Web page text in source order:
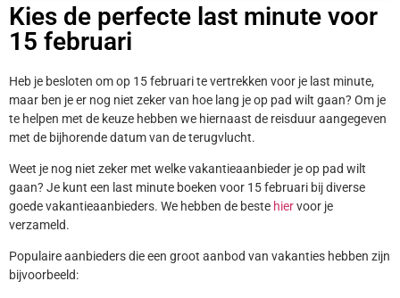
Kies de perfecte last minute voor
15 februari
Heb je besloten om op 15 februari te vertrekken voor je last minute,
maar ben je er nog niet zeker van hoe lang je op pad wilt gaan? Om je
te helpen met de keuze hebben we hiernaast de reisduur aangegeven
met de bijhorende datum van de terugvlucht.
Weet je nog niet zeker met welke vakantieaanbieder je op pad wilt
gaan? Je kunt een last minute boeken voor 15 februari bij diverse
goede vakantieaanbieders. We hebben de beste hiervoor je
verzameld.
Populaire aanbieders die een groot aanbod van vakanties hebben zijn
bijvoorbeeld: